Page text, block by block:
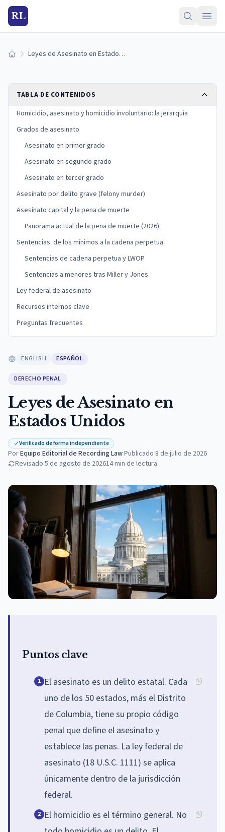
RL
Inicio Leyes de Asesinato en Estados Unidos
TABLA DE CONTENIDOS
Homicidio, asesinato y homicidio involuntario: la jerarquía
Grados de asesinato
Asesinato en primer grado
Asesinato en segundo grado
Asesinato en tercer grado
Asesinato por delito grave (felony murder)
Asesinato capital y la pena de muerte
Panorama actual de la pena de muerte (2026)
Sentencias: de los mínimos a la cadena perpetua
Sentencias de cadena perpetua y LWOP
Sentencias a menores tras Miller y Jones
Ley federal de asesinato
Recursos internos clave
Preguntas frecuentes
ENGLISH ESPAÑOL
DERECHO PENAL
Leyes de Asesinato en
Estados Unidos
Verificado de forma independiente
PorEquipo Editorial de Recording Law·Publicado 8 de julio de 2026
Revisado 5 de agosto de 202614min de lectura
Puntos clave
1 El asesinato es un delito estatal. Cada
uno de los 50 estados, más el Distrito
de Columbia, tiene su propio código
penal que define el asesinato y
establece las penas. La ley federal de
asesinato (18 U.S.C. 1111) se aplica
únicamente dentro de la jurisdicción
federal.
2 El homicidio es el término general. No